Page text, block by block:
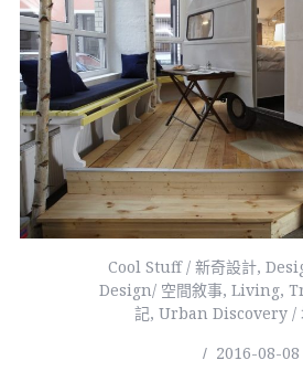
Cool Stuff / 新奇設計,
Design/ 空間敘事, Living,
記, Urban Discovery /
2016-08-08